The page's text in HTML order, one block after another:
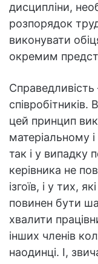
дисципліни,
розпорядок
виконувати
окремим
цей принцип
матеріальному
так і у випадку
керівника не
ізгоїв, і у тих,
повинен бути
хвалити
інших членів
наодинці. І,